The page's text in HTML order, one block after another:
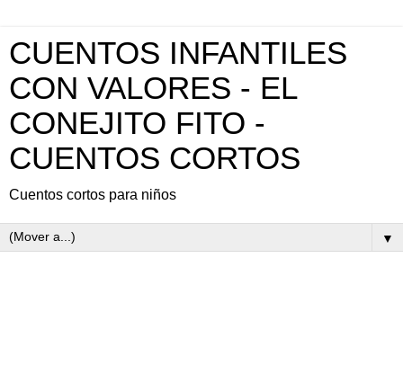
CUENTOS INFANTILES
CON VALORES - EL
CONEJITO FITO -
CUENTOS CORTOS
Cuentos cortos para niños
▼